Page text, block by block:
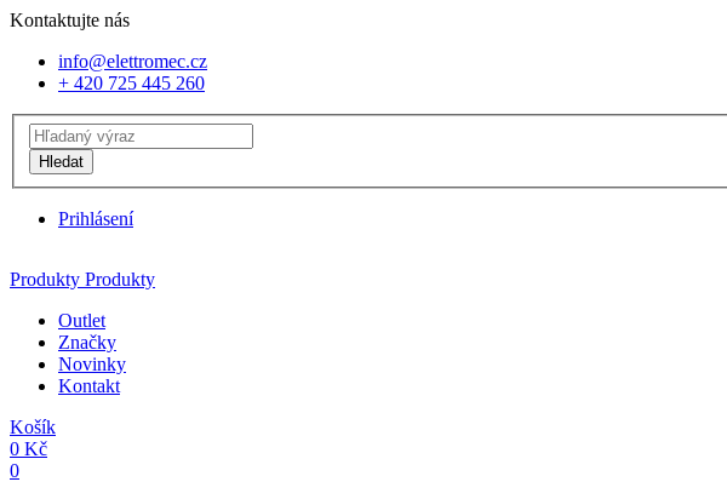
Kontaktujte nás
info@elettromec.cz
+ 420 725 445 260
Hledat
Prihlásení
Produkty Produkty
Outlet
Značky
Novinky
Kontakt
Košík
0 Kč
0